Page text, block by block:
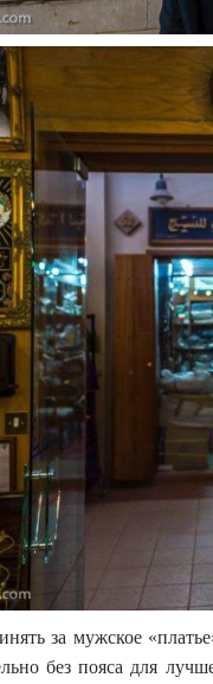
за мужское
без пояса для